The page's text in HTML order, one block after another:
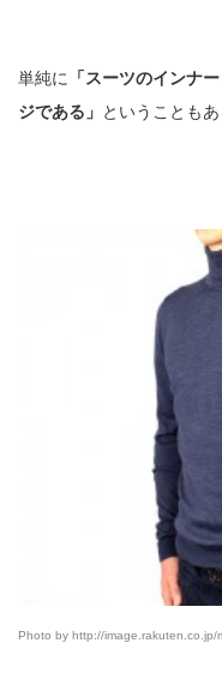
単純に 「スーツのインナ
ジである」 ということもあ
Photo by http://